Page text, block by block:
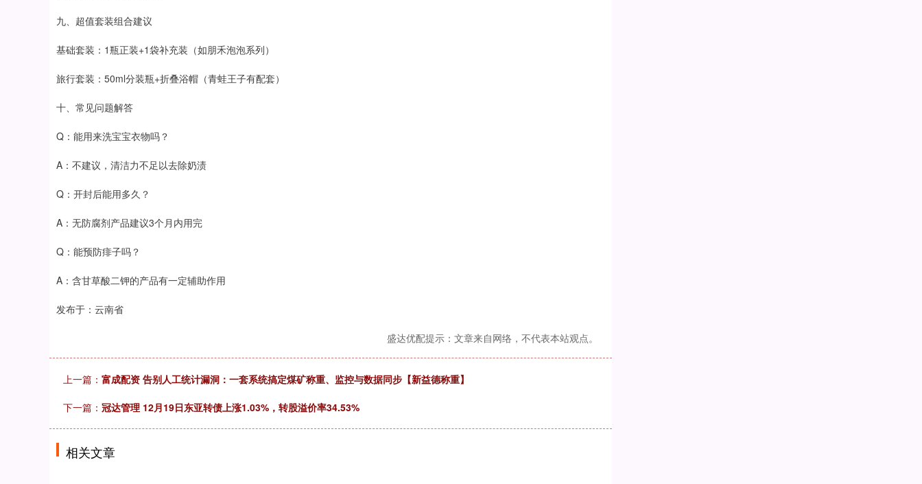
九、超值套装组合建议
基础套装：1瓶正装+1袋补充装（如朋禾泡泡系列）
旅行套装：50ml分装瓶+折叠浴帽（青蛙王子有配套）
十、常见问题解答
Q：能用来洗宝宝衣物吗？
A：不建议，清洁力不足以去除奶渍
Q：开封后能用多久？
A：无防腐剂产品建议3个月内用完
Q：能预防痱子吗？
A：含甘草酸二钾的产品有一定辅助作用
发布于：云南省
盛达优配提示：文章来自网络，不代表本站观点。
上一篇： 富成配资 告别人工统计漏洞：一套系统搞定煤矿称重、监控与数据同步【新益德称重】
下一篇： 冠达管理 12月19日东亚转债上涨1.03%，转股溢价率34.53%
相关文章